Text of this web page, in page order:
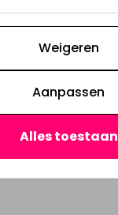
Weigeren
Aanpassen
Alles toestaan